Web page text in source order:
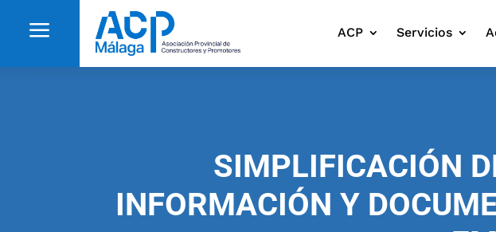
a ACP Servicios
SIMPLIFICACIÓN
INFORMACIÓN Y